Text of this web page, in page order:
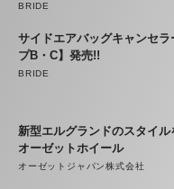
BRIDE
サイドエアバッグキャンセ
プB・C】発売!!
BRIDE
新型エルグランドのスタイル
オーゼットホイール
オーゼットジャパン株式会社